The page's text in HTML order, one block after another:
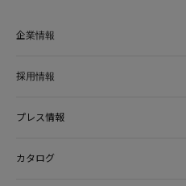
企業情報
採用情報
プレス情報
カタログ